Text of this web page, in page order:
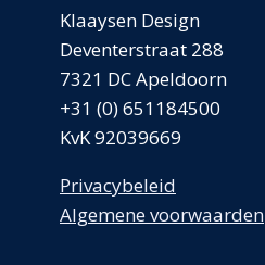
Klaaysen Design
Deventerstraat 288
7321 DC Apeldoorn
+31 (0) 651184500
KvK 92039669
Privacybeleid
Algemene voorwaarden